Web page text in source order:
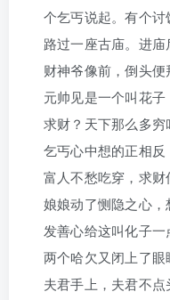
个乞丐说起。有个
路过一座古庙。进
财神爷像前，倒头
元帅见是一个叫花
求财？天下那么多
乞丐心中想的正相反
富人不愁吃穿，求
娘娘动了恻隐之心
发善心给这叫化子
两个哈欠又闭上了
夫君手上，夫君不